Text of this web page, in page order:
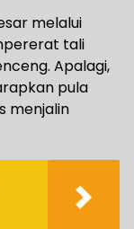
melalui
tali
Apalagi,
pula
menjalin